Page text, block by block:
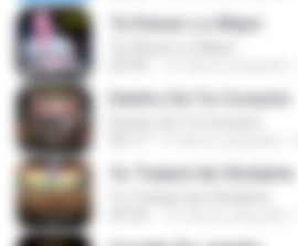
Te Deseo Lo Mejor
Dentro De Tu Corazón
Yo Trataré de Olvidarte